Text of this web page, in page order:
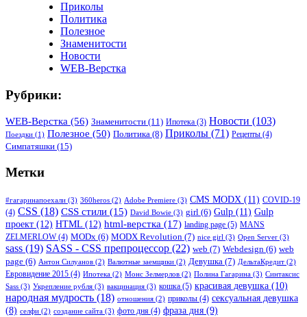
Приколы
Политика
Полезное
Знаменитости
Новости
WEB-Верстка
Рубрики:
WEB-Верстка (56) Знаменитости (11) Ипотека (3) Новости (103)
Поездки (1) Полезное (50) Политика (8) Приколы (71) Рецепты (4)
Симпатяшки (15)
Метки
#гагаринапоехали (3) 360heros (2) Adobe Premiere (3) CMS MODX (11) COVID-19
(4) CSS (18) CSS стили (15) David Bowie (3) girl (6) Gulp (11) Gulp
проект (12) HTML (12) html-верстка (17) landing page (5) MANS
ZELMERLOW(4) MODx (6) MODX Revolution (7) nice girl (3) Open Server (3)
sass (19) SASS - CSS препроцессор (22) web (7) Webdesign (6) web
page (6) Антон Силуанов (2) Валютные заемщики (2) Девушка (7) ДельтаКредит (2)
Евровидение 2015 (4) Ипотека (2) Монс Зелмерлов (2) Полина Гагарина (3) Синтаксис
Sass (3) Укрепление рубля (3) вакцинация (3) кошка (5) красивая девушка (10)
народная мудрость (18) отношения (2) приколы (4) сексуальная девушка
(8) селфи (2) создание сайта (3) фото дня (4) фраза дня (9)